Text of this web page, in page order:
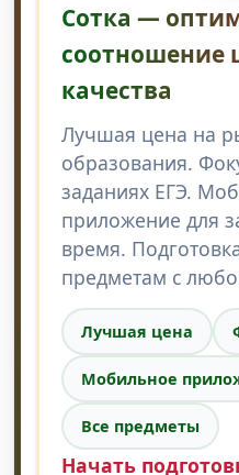
Сотка —
соотношение
качества
Лучшая цена на
образования.
заданиях ЕГЭ.
приложение для
время.
предметам с
Лучшая цена
Мобильное
Все предметы
Начать